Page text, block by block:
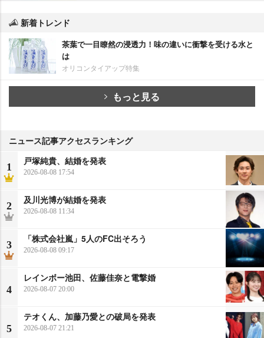
新着トレンド
茶葉で一目瞭然の浸透力！味の違いに衝撃を受ける水と
は
オリコンタイアップ特集
もっと見る
ニュース記事アクセスランキング
1
戸塚純貴、結婚を発表
2026-08-08 17:54
2
及川光博が結婚を発表
2026-08-08 11:34
3
「株式会社嵐」5人のFC出そろう
2026-08-08 09:17
4
レインボー池田、佐藤佳奈と電撃婚
2026-08-07 20:00
5
テオくん、加藤乃愛との破局を発表
2026-08-07 21:21